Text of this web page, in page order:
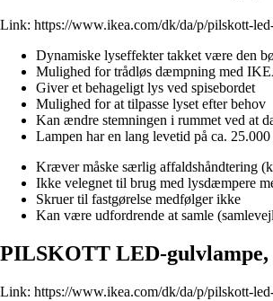
Link: https://www.ikea.com/dk/da/p/pilskott-
Dynamiske lyseffekter takket være den
Mulighed for trådløs dæmpning med
Giver et behageligt lys ved spisebordet
Mulighed for at tilpasse lyset efter behov
Kan ændre stemningen i rummet ved at
Lampen har en lang levetid på ca.
Kræver måske særlig affaldshåndtering
Ikke velegnet til brug med lysdæmpere
Skruer til fastgørelse medfølger ikke
Kan være udfordrende at samle
PILSKOTT LED-gulvlampe,
Link: https://www.ikea.com/dk/da/p/pilskott-